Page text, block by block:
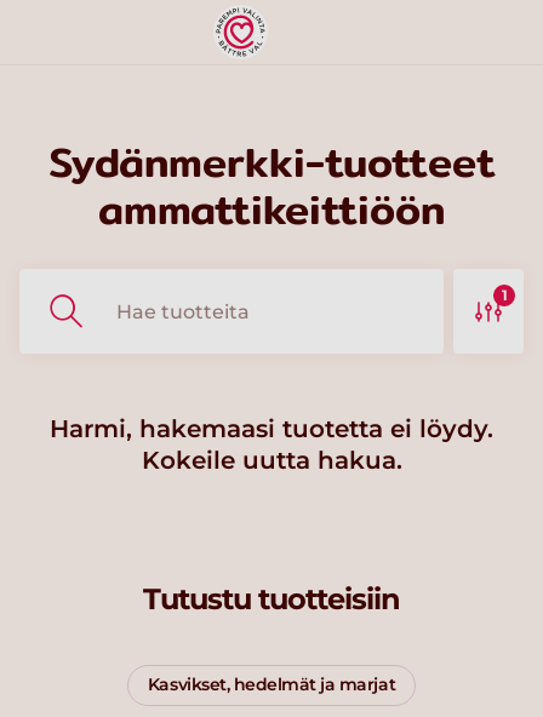
Sydänmerkki-tuotteet
ammattikeittiöön
1
Harmi, hakemaasi tuotetta ei löydy.
Kokeile uutta hakua.
Tutustu tuotteisiin
Kasvikset, hedelmät ja marjat